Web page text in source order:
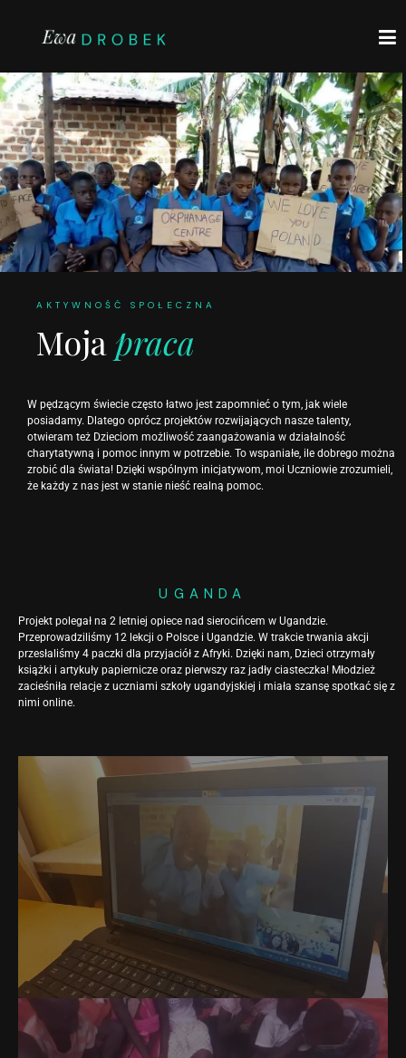
AKTYWNOŚĆ SPOŁECZNA
Moja praca
W pędzącym świecie często łatwo jest zapomnieć o tym, jak wiele
posiadamy. Dlatego oprócz projektów rozwijających nasze talenty,
otwieram też Dzieciom możliwość zaangażowania w działalność
charytatywną i pomoc innym w potrzebie. To wspaniałe, ile dobrego można
zrobić dla świata! Dzięki wspólnym inicjatywom, moi Uczniowie zrozumieli,
że każdy z nas jest w stanie nieść realną pomoc.
UGANDA
Projekt polegał na 2 letniej opiece nad sierocińcem w Ugandzie.
Przeprowadziliśmy 12 lekcji o Polsce i Ugandzie. W trakcie trwania akcji
przesłaliśmy 4 paczki dla przyjaciół z Afryki. Dzięki nam, Dzieci otrzymały
książki i artykuły papiernicze oraz pierwszy raz jadły ciasteczka! Młodzież
zacieśniła relacje z uczniami szkoły ugandyjskiej i miała szansę spotkać się z
nimi online.